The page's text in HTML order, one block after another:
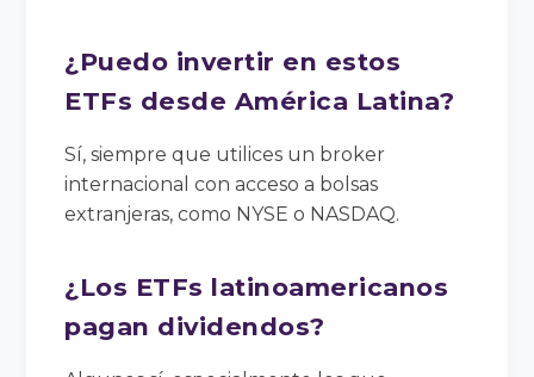
¿Puedo invertir en estos
ETFs desde América Latina?
Sí, siempre que utilices un broker
internacional con acceso a bolsas
extranjeras, como NYSE o NASDAQ.
¿Los ETFs latinoamericanos
pagan dividendos?